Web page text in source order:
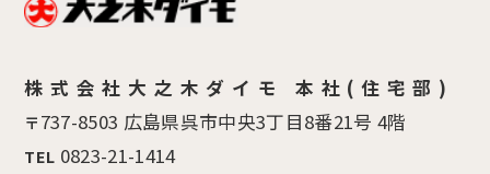
株式会社大之木ダイモ 本社(住宅部)
〒737-8503 広島県呉市中央3丁目8番21号 4階
TEL 0823-21-1414